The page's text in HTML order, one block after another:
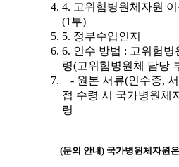
4. 고위험병원체자원
(1부)
5. 정부수입인지
6. 인수 방법 : 고위험
령(고위험병원체 담당
- 원본 서류(인수증,
접 수령 시 국가병원체
령
(문의 안내) 국가병원체자원